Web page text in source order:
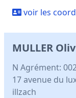
voir les
MULLER
N Agrément:
17 avenue du
illzach